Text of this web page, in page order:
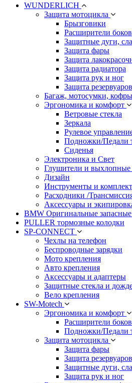
WUNDERLICH
Защита мотоцикла
Брызговики
Расширители
Защитные дуги,
Защита фары
Защита
Защита радиатора
Защита рук и ног
Защита
Багаж, мотосумки, кофры
Эргономика и комфорт
Ветровые стекла
Зеркала
Рулевое
Подножки/Педали
Сиденья
Электроника и Свет
Глушители и выхлопные
Дизайн
Инструменты и
Расходники /
Аксессуары и
BMW Оригинальные запасные
PULLER тормозные колодки
SP-CONNECT
Чехлы на телефон
Беспроводные зарядки
Мото крепления
Авто крепления
Аксессуары и адаптеры
Защитные стекла и
Вело крепления
SW-Motech
Эргономика и комфорт
Расширители
Подножки/Педали
Защита мотоцикла
Защита фары
Защита
Защитные дуги,
Защита рук и ног